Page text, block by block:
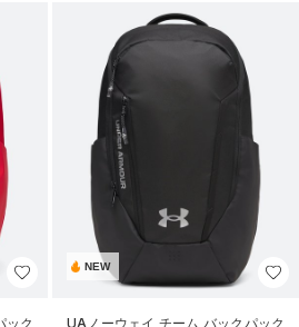
ック
NEW
UAノーウェイ チーム バックパック